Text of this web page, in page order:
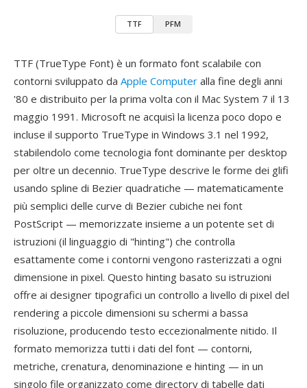
TTF PFM
TTF (TrueType Font) è un formato font scalabile con
contorni sviluppato da Apple Computer alla fine degli anni
'80 e distribuito per la prima volta con il Mac System 7 il 13
maggio 1991. Microsoft ne acquisì la licenza poco dopo e
incluse il supporto TrueType in Windows 3.1 nel 1992,
stabilendolo come tecnologia font dominante per desktop
per oltre un decennio. TrueType descrive le forme dei glifi
usando spline di Bezier quadratiche — matematicamente
più semplici delle curve di Bezier cubiche nei font
PostScript — memorizzate insieme a un potente set di
istruzioni (il linguaggio di "hinting") che controlla
esattamente come i contorni vengono rasterizzati a ogni
dimensione in pixel. Questo hinting basato su istruzioni
offre ai designer tipografici un controllo a livello di pixel del
rendering a piccole dimensioni su schermi a bassa
risoluzione, producendo testo eccezionalmente nitido. Il
formato memorizza tutti i dati del font — contorni,
metriche, crenatura, denominazione e hinting — in un
singolo file organizzato come directory di tabelle dati